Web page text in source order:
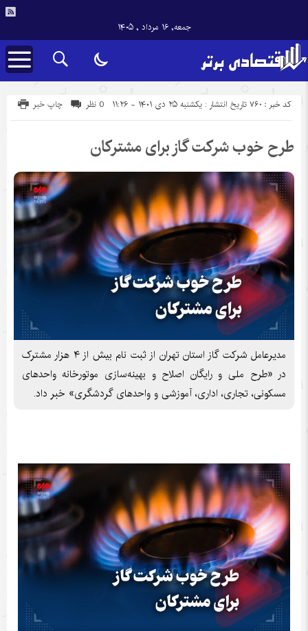
جمعه, ۱۶ مرداد , ۱۴۰۵
تاریخ انتشار : یکشنبه ۲۵ دی ۱۴۰۱ - ۱۱:۲۶ کد خبر : 760 چاپ خبر 0 نظر
طرح خوب شرکت گاز برای مشترکان
مدیرعامل شرکت گاز استان تهران از ثبت نام بیش از ۴ هزار مشترک
در «طرح ملی و رایگان اصلاح و بهینه‌سازی موتورخانه واحدهای
مسکونی، تجاری، اداری، آموزشی و واحدهای گردشگری» خبر داد.